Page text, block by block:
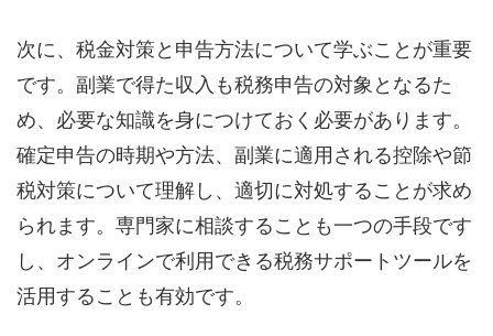
次に、税金対策と申告方法について学ぶことが重要
です。副業で得た収入も税務申告の対象となるた
め、必要な知識を身につけておく必要があります。
確定申告の時期や方法、副業に適用される控除や節
税対策について理解し、適切に対処することが求め
られます。専門家に相談することも一つの手段です
し、オンラインで利用できる税務サポートツールを
活用することも有効です。